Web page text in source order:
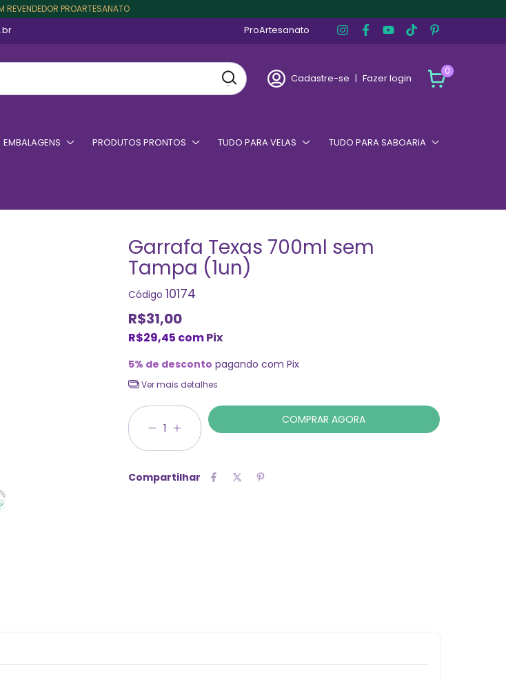
REVENDEDOR PROARTESANATO
ProArtesanato
Cadastre-se | Fazer login
0
EMBALAGENS PRODUTOS PRONTOS TUDO PARA VELAS TUDO PARA SABOARIA
Garrafa Texas 700ml sem
Tampa (1un)
Código 10174
R$31,00
R$29,45 comPix
5% de desconto pagando com Pix
Ver mais detalhes
Compartilhar